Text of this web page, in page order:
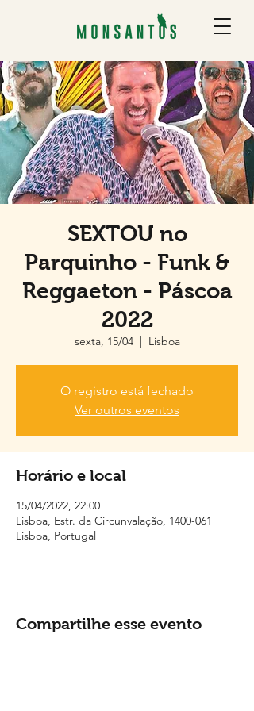
SEXTOU no
Parquinho - Funk &
Reggaeton - Páscoa
2022
sexta, 15/04
  |
Lisboa
O registro está fechado
Ver outros eventos
Horário e local
15/04/2022, 22:00
Lisboa, Estr. da Circunvalação, 1400-061
Lisboa, Portugal
Compartilhe esse evento